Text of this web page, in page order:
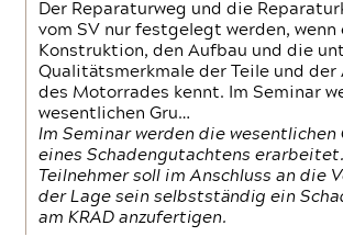
Der Reparaturweg und die
vom SV nur festgelegt werden, wenn
Konstruktion, den Aufbau und die
Qualitätsmerkmale der Teile und
des Motorrades kennt. Im Seminar
wesentlichen Gru…
Im Seminar werden die wesentlichen
eines Schadengutachtens
Teilnehmer soll im Anschluss an die
der Lage sein selbstständig ein
am KRAD anzufertigen.